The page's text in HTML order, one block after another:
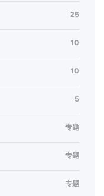
25
10
10
5
专题
专题
专题